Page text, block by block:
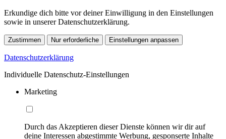
Erkundige dich bitte vor deiner Einwilligung in den Einstellungen
sowie in unserer Datenschutzerklärung.
Zustimmen Nur erforderliche Einstellungen anpassen
Datenschutzerklärung
Individuelle Datenschutz-Einstellungen
Marketing
Durch das Akzeptieren dieser Dienste können wir dir auf
deine Interessen abgestimmte Werbung, gesponserte Inhalte